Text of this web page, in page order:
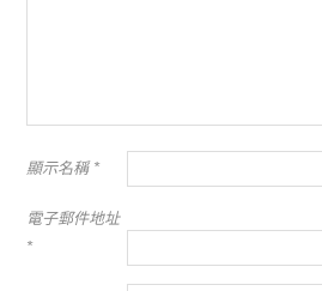
顯示名稱 *
電子郵件地址
*